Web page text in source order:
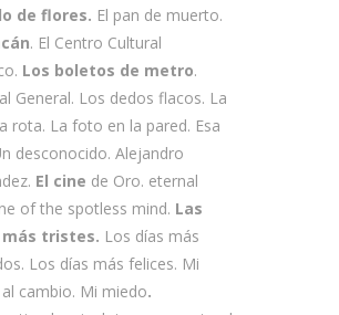
de flores. El pan de muerto.
. El Centro Cultural
Los boletos de metro.
General. Los dedos flacos. La
rota. La foto en la pared. Esa
desconocido. Alejandro
El cine de Oro. eternal
of the spotless mind. Las
más tristes. Los días más
Los días más felices. Mi
cambio. Mi miedo.